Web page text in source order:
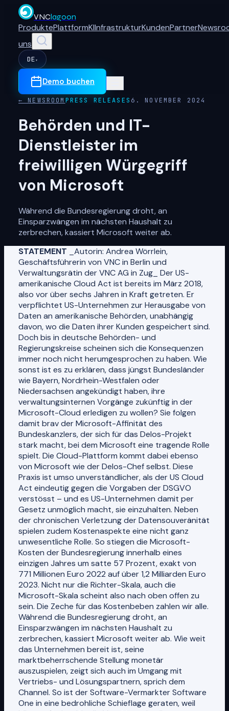
VNClagoon
ProduktePlattformKIInfrastrukturKundenPartner
uns
DE ▾
Demo buchen
← NEWSROOM PRESS RELEASES 6. NOVEMBER 2024
Behörden und IT-
Dienstleister im
freiwilligen Würgegriff
von Microsoft
Während die Bundesregierung droht, an
Einsparzwängen im nächsten Haushalt zu
zerbrechen, kassiert Microsoft weiter ab.
STATEMENT _Autorin: Andrea Wörrlein,
Geschäftsführerin von VNC in Berlin und
Verwaltungsrätin der VNC AG in Zug_ Der US-
amerikanische Cloud Act ist bereits im März 2018,
also vor über sechs Jahren in Kraft getreten. Er
verpflichtet US-Unternehmen zur Herausgabe von
Daten an amerikanische Behörden, unabhängig
davon, wo die Daten ihrer Kunden gespeichert sind.
Doch bis in deutsche Behörden- und
Regierungskreise scheinen sich die Konsequenzen
immer noch nicht herumgesprochen zu haben. Wie
sonst ist es zu erklären, dass jüngst Bundesländer
wie Bayern, Nordrhein-Westfalen oder
Niedersachsen angekündigt haben, ihre
verwaltungsinternen Vorgänge zukünftig in der
Microsoft-Cloud erledigen zu wollen? Sie folgen
damit brav der Microsoft-Affinität des
Bundeskanzlers, der sich für das Delos-Projekt
stark macht, bei dem Microsoft eine tragende Rolle
spielt. Die Cloud-Plattform kommt dabei ebenso
von Microsoft wie der Delos-Chef selbst. Diese
Praxis ist umso unverständlicher, als der US Cloud
Act eindeutig gegen die Vorgaben der DSGVO
verstösst – und es US-Unternehmen damit per
Gesetz unmöglich macht, sie einzuhalten. Neben
der chronischen Verletzung der Datensouveränität
spielen zudem Kostenaspekte eine nicht ganz
unwesentliche Rolle. So stiegen die Microsoft-
Kosten der Bundesregierung innerhalb eines
einzigen Jahres um satte 57 Prozent, exakt von
771 Millionen Euro 2022 auf über 1,2 Milliarden Euro
2023. Nicht nur die Richter-Skala, auch die
Microsoft-Skala scheint also nach oben offen zu
sein. Die Zeche für das Kostenbeben zahlen wir alle.
Während die Bundesregierung droht, an
Einsparzwängen im nächsten Haushalt zu
zerbrechen, kassiert Microsoft weiter ab. Wie weit
das Unternehmen bereit ist, seine
marktbeherrschende Stellung monetär
auszuspielen, zeigt sich auch im Umgang mit
Vertriebs- und Lösungspartnern, sprich dem
Channel. So ist der Software-Vermarkter Software
One in eine bedrohliche Schieflage geraten, weil